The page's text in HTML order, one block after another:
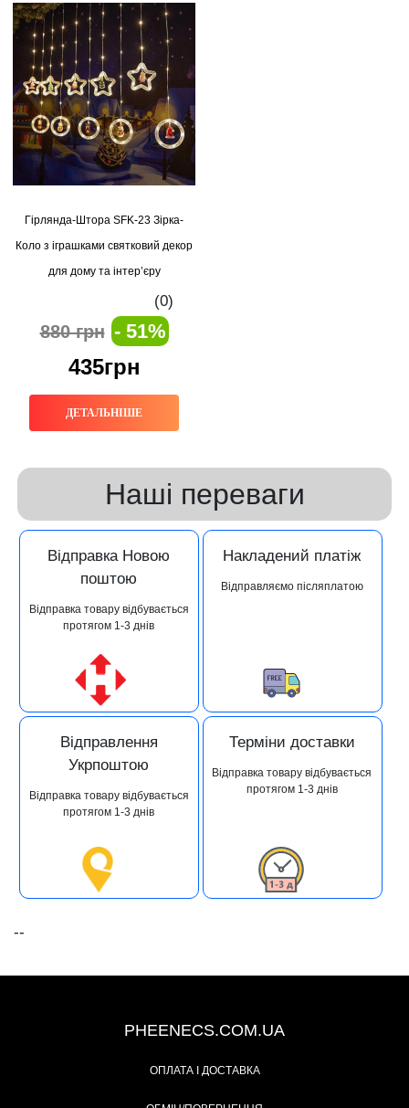
Гірлянда-Штора SFK-23 Зірка-
Коло з іграшками святковий декор
для дому та інтер’єру
(0)
880 грн - 51%
435грн
ДЕТАЛЬНІШЕ
Наші переваги
Відправка Новою
поштою
Відправка товару відбувається
протягом 1-3 днів
Накладений платіж
Відправляємо післяплатою
Відправлення
Укрпоштою
Відправка товару відбувається
протягом 1-3 днів
Терміни доставки
Відправка товару відбувається
протягом 1-3 днів
--
PHEENECS.COM.UA
ОПЛАТА І ДОСТАВКА